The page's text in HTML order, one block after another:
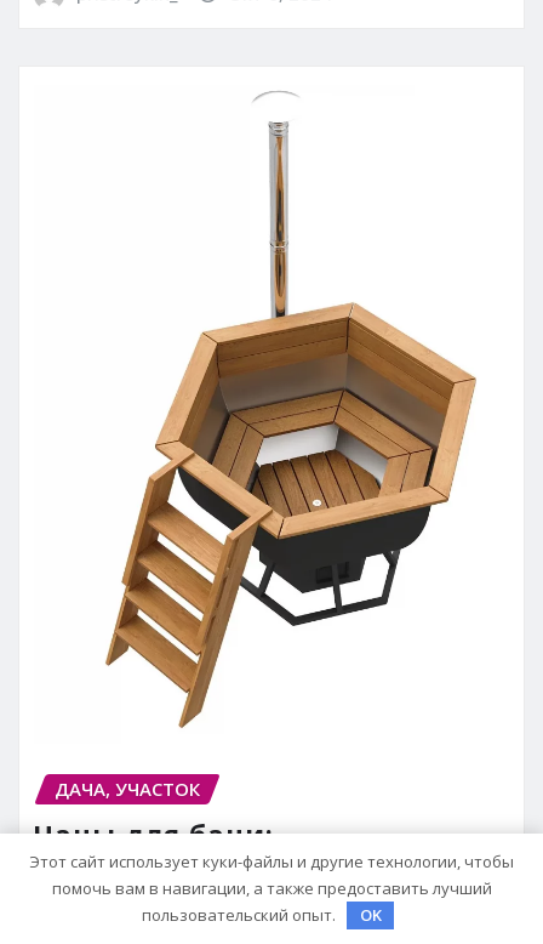
ДАЧА, УЧАСТОК
Чаны для бани:
преимущества, виды и
особенности использования
Этот сайт использует куки-файлы и другие технологии, чтобы
помочь вам в навигации, а также предоставить лучший
пользовательский опыт.
OK